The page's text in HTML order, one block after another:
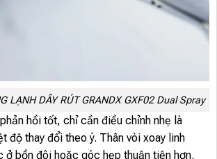
LẠNH DÂY RÚT GRANDX GXF02 Dual Spray
hồi tốt, chỉ cần điều chỉnh nhẹ là
độ thay đổi theo ý. Thân vòi xoay linh
ở bồn đôi hoặc góc hẹp thuận tiện hơn.